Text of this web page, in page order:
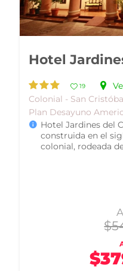
Hotel
10
Familiar - Chiapa de
Plan Solo Hospedaje
Hotel Hacienda
Chiapa de Corzo a
centro de este